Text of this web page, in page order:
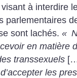
à interdire
parlementaires
sont lachés.«
en matière
transsexuels
les